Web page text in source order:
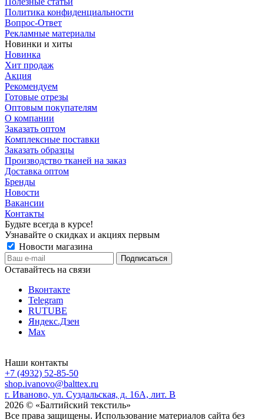
Политика конфиденциальности
Вопрос-Ответ
Рекламные материалы
Новинки и хиты
Новинка
Хит продаж
Акция
Рекомендуем
Готовые отрезы
Оптовым покупателям
О компании
Заказать оптом
Комплексные поставки
Заказать образцы
Производство тканей на заказ
Доставка оптом
Бренды
Новости
Вакансии
Контакты
Будьте всегда в курсе!
Узнавайте о скидках и акциях первым
Новости магазина
Оставайтесь на связи
Вконтакте
Telegram
RUTUBE
Яндекс.Дзен
Max
Наши контакты
+7 (4932) 52-85-50
shop.ivanovo@balttex.ru
г. Иваново, ул. Суздальская, д. 16А, лит. В
2026 © «Балтийский текстиль»
Все права защищены. Использование материалов сайта без